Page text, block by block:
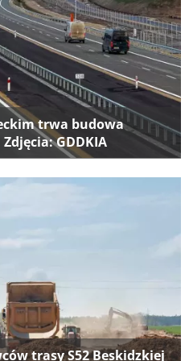
trwa budowa
GDDKIA
trasy S52 Beskidzkiej